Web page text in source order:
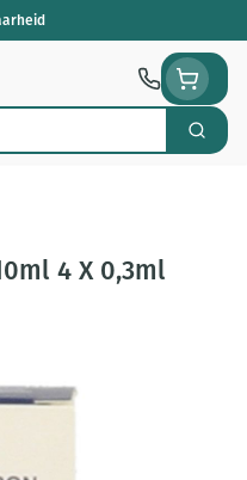
Zoek
4 X 0,3ml